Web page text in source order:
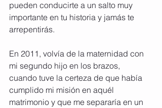
pueden conducirte a un salto muy
importante en tu historia y jamás te
arrepentirás.
En 2011, volvía de la maternidad con
mi segundo hijo en los brazos,
cuando tuve la certeza de que había
cumplido mi misión en aquél
matrimonio y que me separaría en un